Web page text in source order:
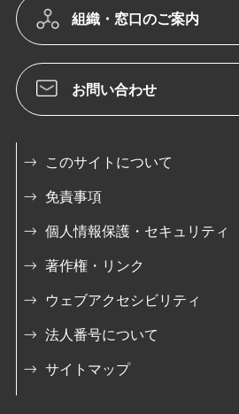
組織・窓口のご案内
お問い合わせ
このサイトについて
免責事項
個人情報保護・セキュリティ
著作権・リンク
ウェブアクセシビリティ
法人番号について
サイトマップ